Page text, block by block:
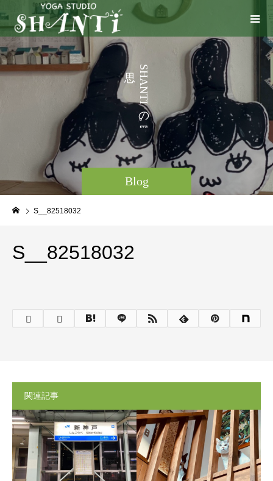
Blog
S
H
A
N
T
I
の
。
う
こ
な
S__82518032
S__82518032
関連記事